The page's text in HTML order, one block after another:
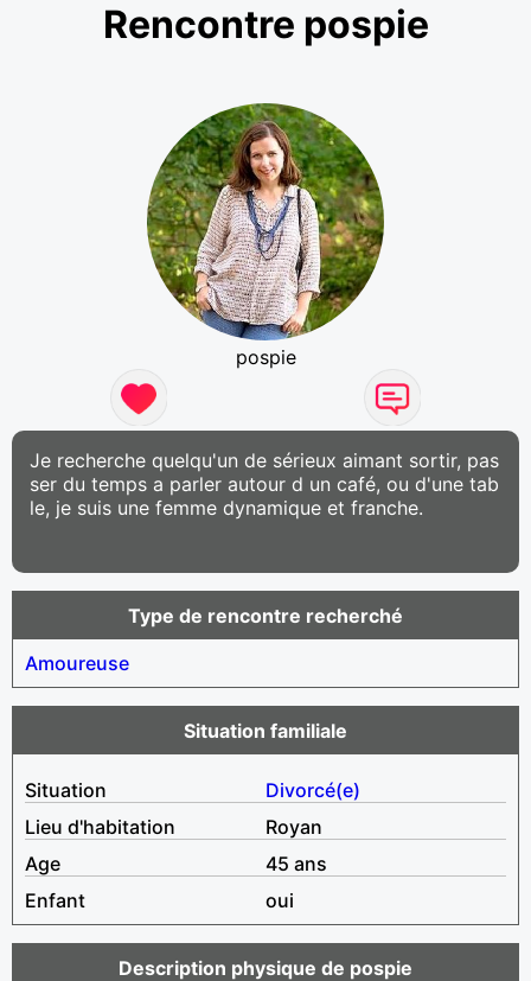
Rencontre pospie
pospie
Je recherche quelqu'un de sérieux aimant sortir, pas
ser du temps a parler autour d un café, ou d'une tab
le, je suis une femme dynamique et franche.
Type de rencontre recherché
Amoureuse
Situation familiale
Situation
Divorcé(e)
Lieu d'habitation
Royan
Age
45 ans
Enfant
oui
Description physique de pospie